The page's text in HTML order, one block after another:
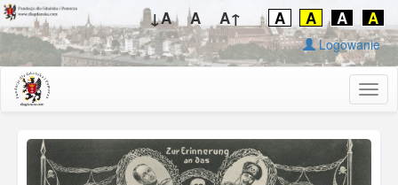
↓A A A↑ A A A A
Logowanie